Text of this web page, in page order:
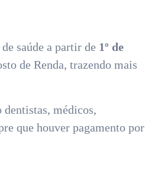
saúde a partir de 1º de
de Renda, trazendo mais
dentistas, médicos,
que houver pagamento por